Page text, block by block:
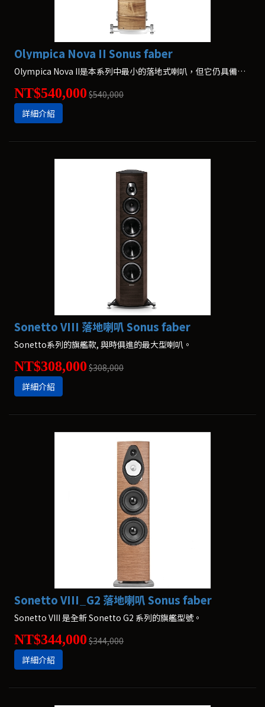
Olympica Nova II Sonus faber
Olympica Nova II是本系列中最小的落地式喇叭，但它仍具備滿足任何音樂空間的所有需求。
NT$540,000 $540,000
詳細介紹
Sonetto VIII 落地喇叭 Sonus faber
Sonetto系列的旗艦款, 與時俱進的最大型喇叭。
NT$308,000 $308,000
詳細介紹
Sonetto VIII_G2 落地喇叭 Sonus faber
Sonetto VIII 是全新 Sonetto G2 系列的旗艦型號。
NT$344,000 $344,000
詳細介紹